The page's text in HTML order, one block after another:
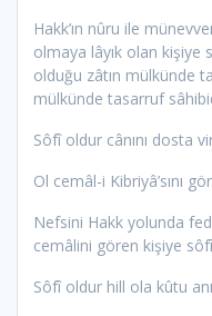
Hakk’ın nûru ile
olmaya lâyık olan kişiye
olduğu zâtın mülkünde
mülkünde tasarruf
Sôfî oldur cânını dosta
Ol cemâl-i Kibriyâ’sını
Nefsini Hakk yolunda
cemâlini gören kişiye
Sôfî oldur hill ola kûtu